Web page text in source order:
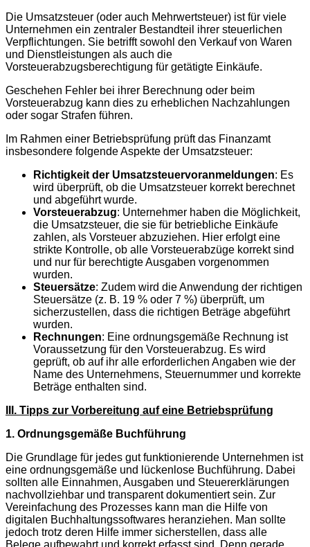
Die Umsatzsteuer (oder auch Mehrwertsteuer) ist für viele
Unternehmen ein zentraler Bestandteil ihrer steuerlichen
Verpflichtungen. Sie betrifft sowohl den Verkauf von Waren
und Dienstleistungen als auch die
Vorsteuerabzugsberechtigung für getätigte Einkäufe.
Geschehen Fehler bei ihrer Berechnung oder beim
Vorsteuerabzug kann dies zu erheblichen Nachzahlungen
oder sogar Strafen führen.
Im Rahmen einer Betriebsprüfung prüft das Finanzamt
insbesondere folgende Aspekte der Umsatzsteuer:
Richtigkeit der Umsatzsteuervoranmeldungen: Es
wird überprüft, ob die Umsatzsteuer korrekt berechnet
und abgeführt wurde.
Vorsteuerabzug: Unternehmer haben die Möglichkeit,
die Umsatzsteuer, die sie für betriebliche Einkäufe
zahlen, als Vorsteuer abzuziehen. Hier erfolgt eine
strikte Kontrolle, ob alle Vorsteuerabzüge korrekt sind
und nur für berechtigte Ausgaben vorgenommen
wurden.
Steuersätze: Zudem wird die Anwendung der richtigen
Steuersätze (z. B. 19 % oder 7 %) überprüft, um
sicherzustellen, dass die richtigen Beträge abgeführt
wurden.
Rechnungen: Eine ordnungsgemäße Rechnung ist
Voraussetzung für den Vorsteuerabzug. Es wird
geprüft, ob auf ihr alle erforderlichen Angaben wie der
Name des Unternehmens, Steuernummer und korrekte
Beträge enthalten sind.
III. Tipps zur Vorbereitung auf eine Betriebsprüfung
1. Ordnungsgemäße Buchführung
Die Grundlage für jedes gut funktionierende Unternehmen ist
eine ordnungsgemäße und lückenlose Buchführung. Dabei
sollten alle Einnahmen, Ausgaben und Steuererklärungen
nachvollziehbar und transparent dokumentiert sein. Zur
Vereinfachung des Prozesses kann man die Hilfe von
digitalen Buchhaltungssoftwares heranziehen. Man sollte
jedoch trotz deren Hilfe immer sicherstellen, dass alle
Belege aufbewahrt und korrekt erfasst sind. Denn gerade